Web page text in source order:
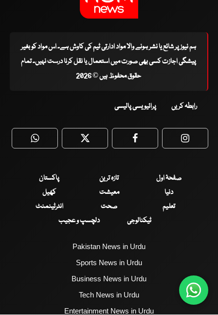
ہم نیوز پر شائع یا نشر ہونے والا مواد ادارتی ٹیم کی کاوش ہے۔ اس مواد کو بغیر
پیشگی اجازت کسی بھی صورت میں استعمال یا نقل کرنا درست نہیں۔ تمام
حقوق محفوظ ہیں © 2026
رابطہ کریں پرائیویسی پالیسی
WhatsApp Twitter Facebook
صفحۂ اول تازہ ترین
پاکستان
دنیا
معیشت
کھیل
تعلیم
صحت
انٹرٹینمنٹ
ٹیکنالوجی
دلچسپ و عجیب
Pakistan News in Urdu
Sports News in Urdu
Business News in Urdu
Tech News in Urdu
Entertainment News in Urdu